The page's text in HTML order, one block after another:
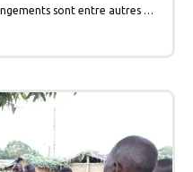
sont entre autres …